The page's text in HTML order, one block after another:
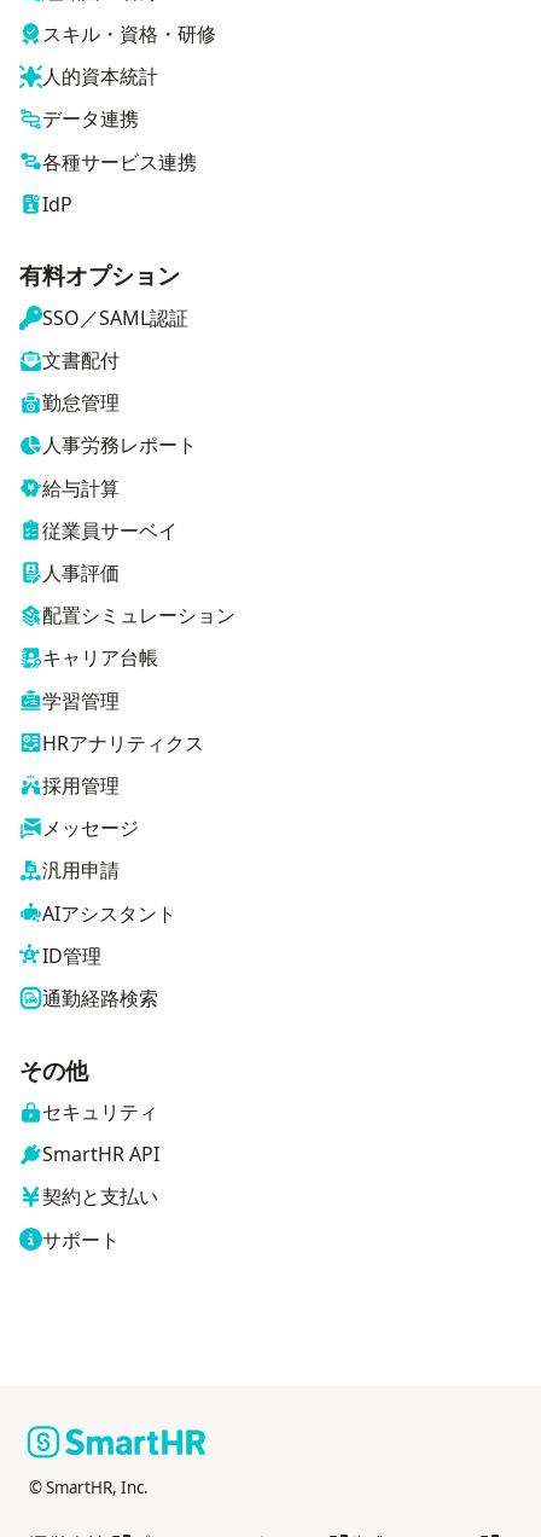
スキル・資格・研修
人的資本統計
データ連携
各種サービス連携
IdP
有料オプション
SSO／SAML認証
文書配付
勤怠管理
人事労務レポート
給与計算
従業員サーベイ
人事評価
配置シミュレーション
キャリア台帳
学習管理
HRアナリティクス
採用管理
メッセージ
汎用申請
AIアシスタント
ID管理
通勤経路検索
その他
セキュリティ
SmartHR API
契約と支払い
サポート
© SmartHR, Inc.